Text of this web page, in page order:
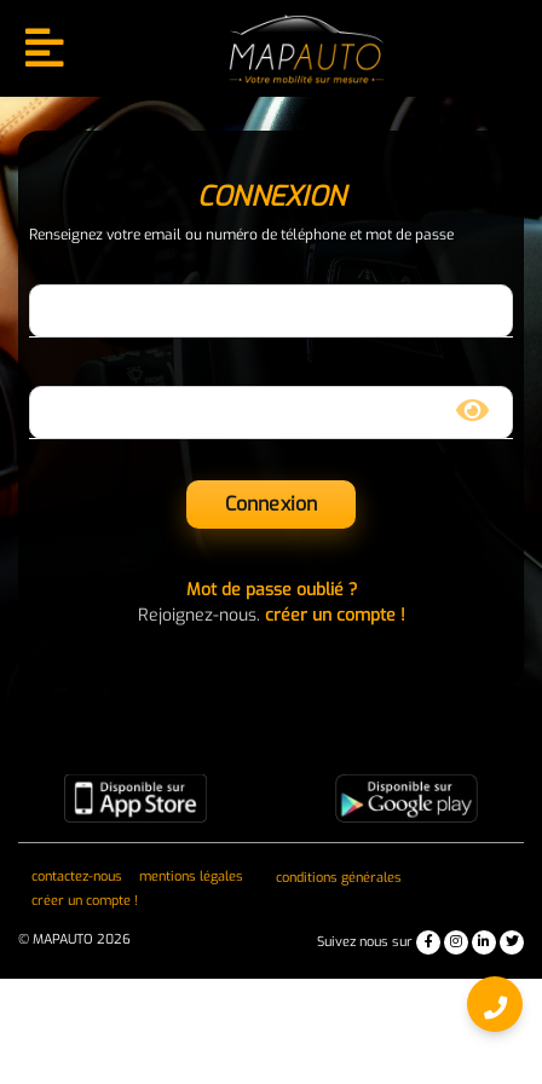
CONNEXION
Renseignez votre email ou numéro de téléphone et mot de passe
Mot de passe oublié ?
Rejoignez-nous. créer un compte !
contactez-nous mentions légales
conditions générales
créer un compte !
© MAPAUTO 2026 Suivez nous sur